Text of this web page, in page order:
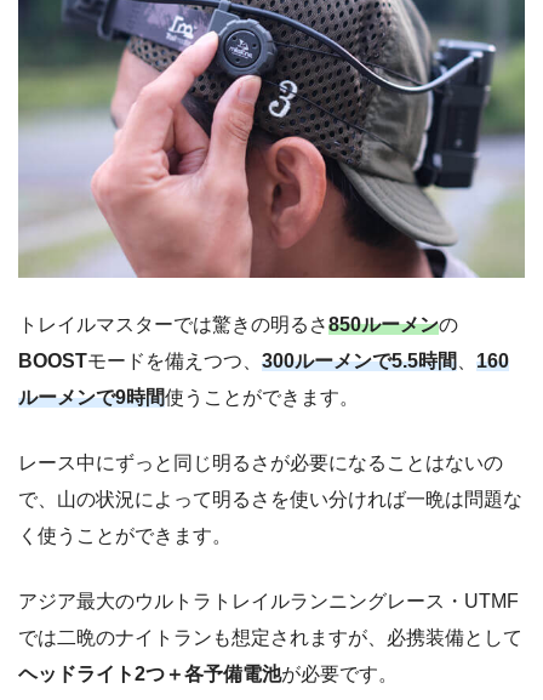
トレイルマスターでは驚きの明るさ850ルーメンの
BOOSTモードを備えつつ、 300ルーメンで5.5時間
160
ルーメンで9時間使うことができます。
レース中にずっと同じ明るさが必要になることはないの
で、山の状況によって明るさを使い分ければ一晩は問題な
く使うことができます。
アジア最大のウルトラトレイルランニングレース・UTMF
では二晩のナイトランも想定されますが、必携装備として
ヘッドライト2つ＋各予備電池が必要です。